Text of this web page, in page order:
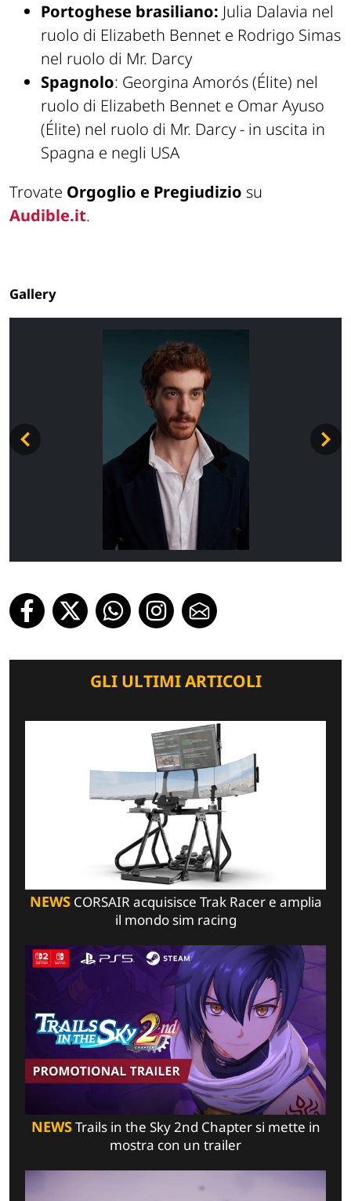
Portoghese brasiliano: Julia Dalavia nel
ruolo di Elizabeth Bennet e Rodrigo Simas
nel ruolo di Mr. Darcy
Spagnolo: Georgina Amorós (Élite) nel
ruolo di Elizabeth Bennet e Omar Ayuso
(Élite) nel ruolo di Mr. Darcy - in uscita in
Spagna e negli USA
Trovate Orgoglio e Pregiudizio su
Audible.it.
Gallery
GLI ULTIMI ARTICOLI
NEWSCORSAIR acquisisce Trak Racer e amplia
il mondo sim racing
NEWSTrails in the Sky 2nd Chapter si mette in
mostra con un trailer